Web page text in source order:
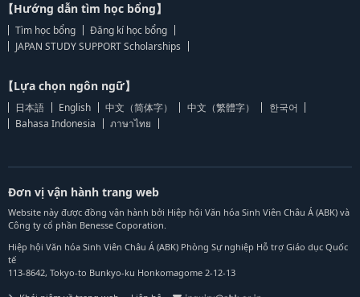
【Hướng dẫn tìm học bổng】
Tìm học bổng
Đăng kí học bổng
JAPAN STUDY SUPPORT Scholarships
【Lựa chọn ngôn ngữ】
日本語 English 中文（简体字） 中文（繁體字）
한국어
Bahasa Indonesia
ภาษาไทย
Đơn vị vận hành trang web
Website này được đồng vận hành bởi Hiệp hội Văn hóa Sinh Viên Châu Á (ABK) và
Công ty cổ phần Benesse Coporation.
Hiệp hội Văn hóa Sinh Viên Châu Á (ABK) Phòng Sự nghiệp Hỗ trợ Giáo dục Quốc
tế
113-8642, Tokyo-to Bunkyo-ku Honkomagome 2-12-13